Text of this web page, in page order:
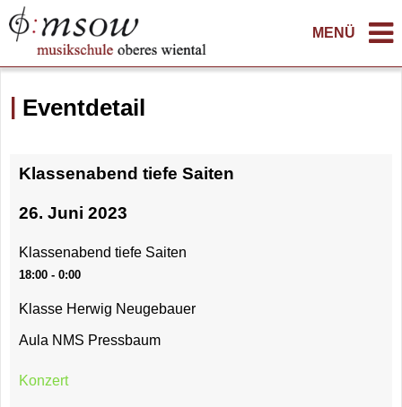
MENÜ
Eventdetail
Klassenabend tiefe Saiten
26. Juni 2023
Klassenabend tiefe Saiten
18:00 - 0:00
Klasse Herwig Neugebauer
Aula NMS Pressbaum
Konzert